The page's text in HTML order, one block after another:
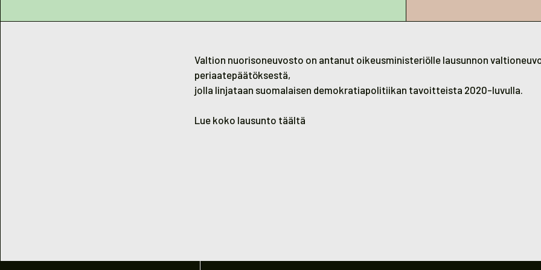
Valtion nuorisoneuvosto on antanut oikeusministeriölle lausunnon
periaatepäätöksestä,
jolla linjataan suomalaisen demokratiapolitiikan tavoitteista 2020-luvulla.
Lue koko lausunto täältä